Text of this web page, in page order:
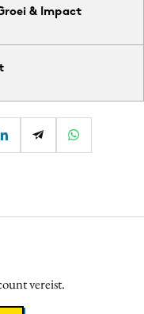
& Impact
vereist.